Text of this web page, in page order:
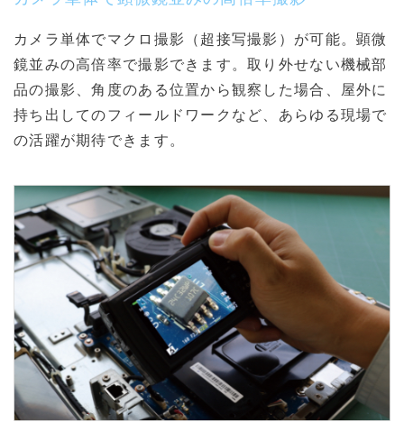
カメラ単体でマクロ撮影（超接写撮影）が可能。顕微
鏡並みの高倍率で撮影できます。取り外せない機械部
品の撮影、角度のある位置から観察した場合、屋外に
持ち出してのフィールドワークなど、あらゆる現場で
の活躍が期待できます。